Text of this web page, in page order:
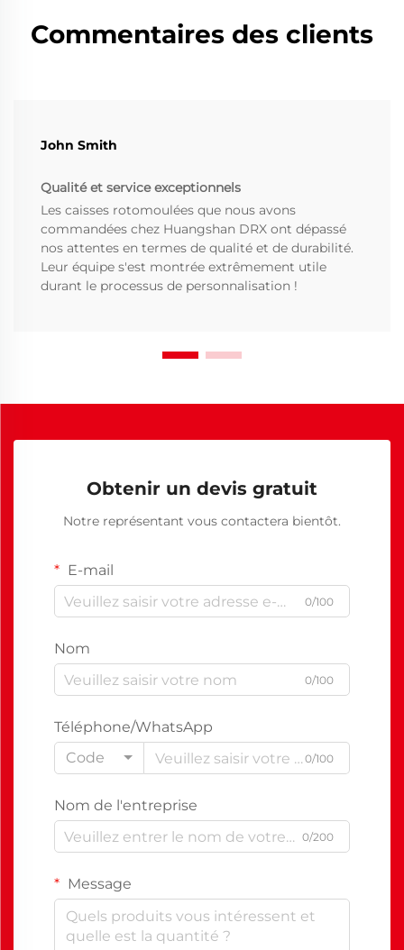
Commentaires des clients
John Smith
Qualité et service exceptionnels
Les caisses rotomoulées que nous avons
commandées chez Huangshan DRX ont dépassé
nos attentes en termes de qualité et de durabilité.
Leur équipe s'est montrée extrêmement utile
durant le processus de personnalisation !
Obtenir un devis gratuit
Notre représentant vous contactera bientôt.
E-mail
0/100
Nom
0/100
Téléphone/WhatsApp
Code
0/100
Nom de l'entreprise
0/200
Message